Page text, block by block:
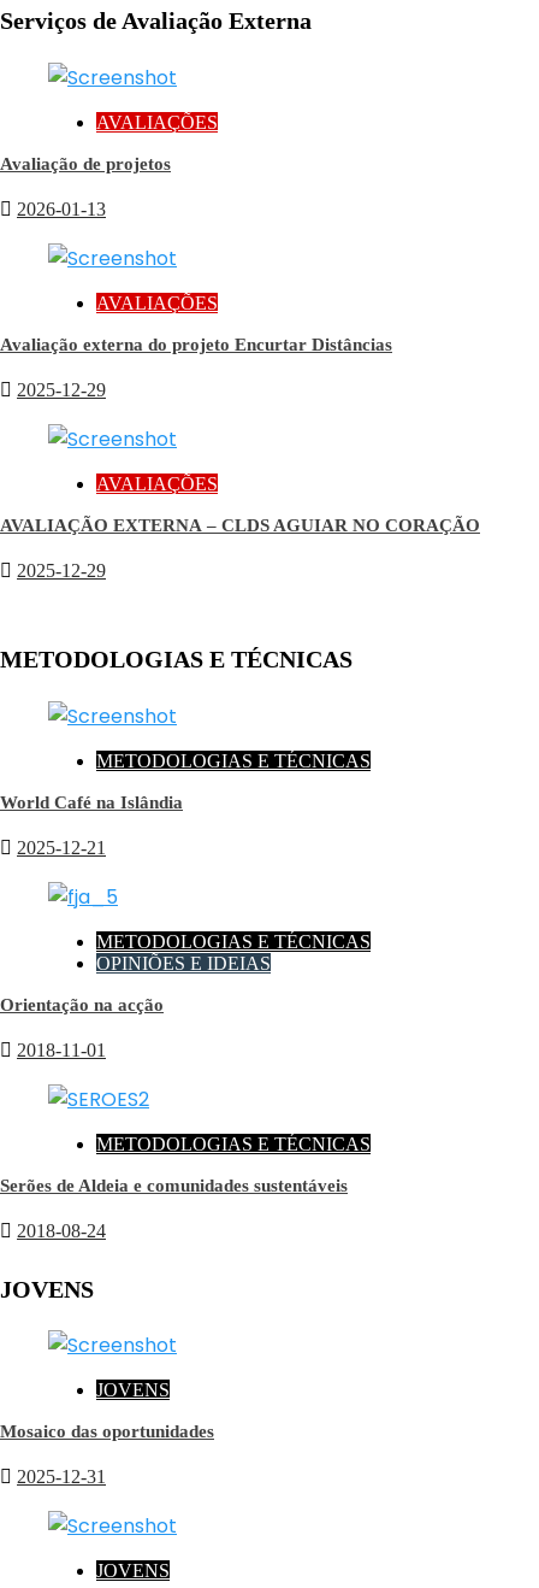
Serviços de Avaliação Externa
AVALIAÇÕES
Avaliação de projetos
2026-01-13
AVALIAÇÕES
Avaliação externa do projeto Encurtar Distâncias
2025-12-29
AVALIAÇÕES
AVALIAÇÃO EXTERNA – CLDS AGUIAR NO CORAÇÃO
2025-12-29
METODOLOGIAS E TÉCNICAS
METODOLOGIAS E TÉCNICAS
World Café na Islândia
2025-12-21
METODOLOGIAS E TÉCNICAS
OPINIÕES E IDEIAS
Orientação na acção
2018-11-01
METODOLOGIAS E TÉCNICAS
Serões de Aldeia e comunidades sustentáveis
2018-08-24
JOVENS
JOVENS
Mosaico das oportunidades
2025-12-31
JOVENS